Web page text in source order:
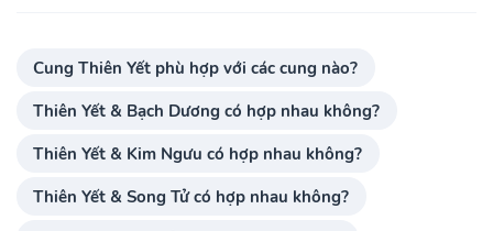
Cung Thiên Yết phù hợp với các cung nào?
Thiên Yết & Bạch Dương có hợp nhau không?
Thiên Yết & Kim Ngưu có hợp nhau không?
Thiên Yết & Song Tử có hợp nhau không?